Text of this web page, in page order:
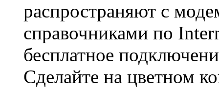
распространяют с
справочниками по
бесплатное
Сделайте на цветном